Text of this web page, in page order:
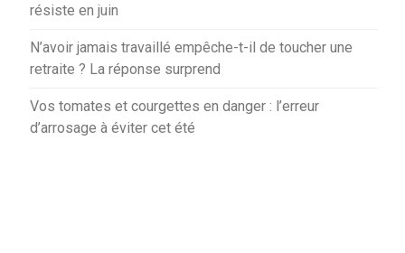
résiste en juin
N’avoir jamais travaillé empêche-t-il de toucher une
retraite ? La réponse surprend
Vos tomates et courgettes en danger : l’erreur
d’arrosage à éviter cet été